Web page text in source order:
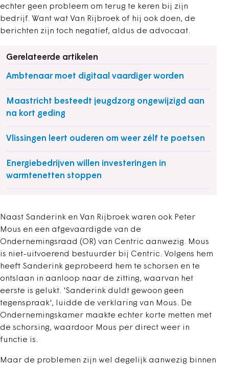
echter geen probleem om terug te keren bij zijn
bedrijf. Want wat Van Rijbroek of hij ook doen, de
berichten zijn toch negatief, aldus de advocaat.
Gerelateerde artikelen
Ambtenaar moet digitaal vaardiger worden
Maastricht besteedt jeugdzorg ongewijzigd aan
na kort geding
Vlissingen leert ouderen om weer zélf te poetsen
Energiebedrijven willen investeringen in
warmtenetten stoppen
Naast Sanderink en Van Rijbroek waren ook Peter
Mous en een afgevaardigde van de
Ondernemingsraad (OR) van Centric aanwezig. Mous
is niet-uitvoerend bestuurder bij Centric. Volgens hem
heeft Sanderink geprobeerd hem te schorsen en te
ontslaan in aanloop naar de zitting, waarvan het
eerste is gelukt. 'Sanderink duldt gewoon geen
tegenspraak', luidde de verklaring van Mous. De
Ondernemingskamer maakte echter korte metten met
de schorsing, waardoor Mous per direct weer in
functie is.
Maar de problemen zijn wel degelijk aanwezig binnen